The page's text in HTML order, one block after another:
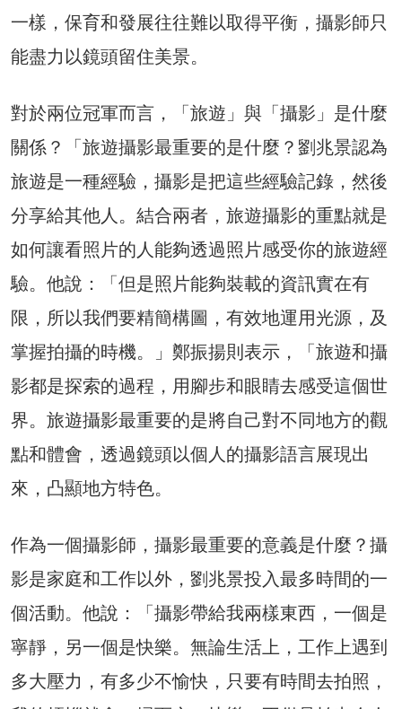
一樣，保育和發展往往難以取得平衡，攝影師只
能盡力以鏡頭留住美景。
對於兩位冠軍而言，「旅遊」與「攝影」是什麼
關係？「旅遊攝影最重要的是什麼？劉兆景認為
旅遊是一種經驗，攝影是把這些經驗記錄，然後
分享給其他人。結合兩者，旅遊攝影的重點就是
如何讓看照片的人能夠透過照片感受你的旅遊經
驗。他說：「但是照片能夠裝載的資訊實在有
限，所以我們要精簡構圖，有效地運用光源，及
掌握拍攝的時機。」鄭振揚則表示，「旅遊和攝
影都是探索的過程，用腳步和眼睛去感受這個世
界。旅遊攝影最重要的是將自己對不同地方的觀
點和體會，透過鏡頭以個人的攝影語言展現出
來，凸顯地方特色。
作為一個攝影師，攝影最重要的意義是什麼？攝
影是家庭和工作以外，劉兆景投入最多時間的一
個活動。他說：「攝影帶給我兩樣東西，一個是
寧靜，另一個是快樂。無論生活上，工作上遇到
多大壓力，有多少不愉快，只要有時間去拍照，